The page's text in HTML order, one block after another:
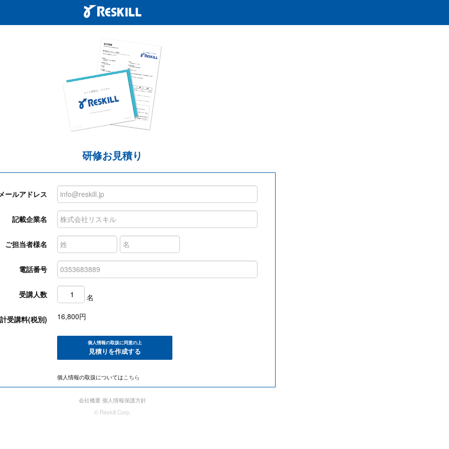
研修お見積り
ールアドレス
記載企業名
ご担当者様名
電話番号
受講人数 名
受講料(税別) 16,800円
個人情報の取扱に同意の上
見積りを作成する
個人情報の取扱についてはこちら
会社概要 個人情報保護方針
© Reskill Corp.